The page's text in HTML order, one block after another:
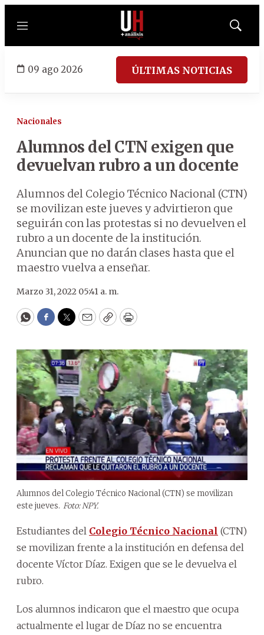
Menú
Mostrar
09 ago 2026 ÚLTIMAS NOTICIAS
Nacionales
Alumnos del CTN exigen que
devuelvan rubro a un docente
Alumnos del Colegio Técnico Nacional (CTN)
se movilizan este jueves y advirtieron que
seguirán con las protestas si no devuelven el
rubro a un docente de la institución.
Anuncian que no darán clases hasta que el
maestro vuelva a enseñar.
Marzo 31, 2022 05:41 a. m.
WhatsApp
Facebook
Twitter
EmailCopyPrint
Alumnos del Colegio Técnico Nacional (CTN) se movilizan
este jueves. Foto: NPY.
Estudiantes del Colegio Técnico Nacional (CTN)
se movilizan frente a la institución en defensa del
docente Víctor Díaz. Exigen que se le devuelva el
rubro.
Los alumnos indicaron que el maestro que ocupa
actualmente el lugar de Díaz no se encuentra